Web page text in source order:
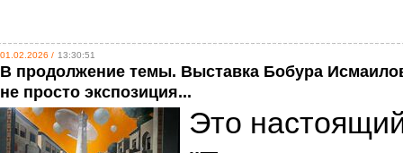
01.02.2026 / 13:30:51
В продолжение темы. Выставка Бобура
не просто экспозиция...
Это